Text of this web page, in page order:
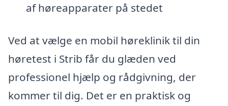
af høreapparater på stedet
Ved at vælge en mobil høreklinik til din
høretest i Strib får du glæden ved
professionel hjælp og rådgivning, der
kommer til dig. Det er en praktisk og